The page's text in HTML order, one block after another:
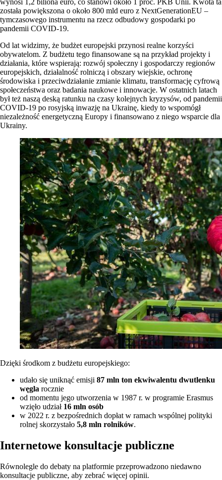
wynosi 1,2 biliona euro, co stanowi około 1 proc. PKB Unii. Kwota ta
została powiększona o około 800 mld euro z NextGenerationEU –
tymczasowego instrumentu na rzecz odbudowy gospodarki po
pandemii COVID-19.
Od lat widzimy, że budżet europejski przynosi realne korzyści
obywatelom. Z budżetu tego finansowane są na przykład projekty i
działania, które wspierają: rozwój społeczny i gospodarczy regionów
europejskich, działalność rolniczą i obszary wiejskie, ochronę
środowiska i przeciwdziałanie zmianie klimatu, transformację cyfrową
społeczeństwa oraz badania naukowe i innowacje. W ostatnich latach
był też naszą deską ratunku na czasy kolejnych kryzysów, od pandemii
COVID-19 po rosyjską inwazję na Ukrainę, kiedy to wspomógł
niezależność energetyczną Europy i finansowano z niego wsparcie dla
Ukrainy.
Dzięki środkom z budżetu europejskiego:
udało się uniknąć emisji 87 mln ton ekwiwalentu dwutlenku
węgla rocznie
od momentu jego utworzenia w 1987 r. w programie Erasmus
wzięło udział 16 mln osób
w 2022 r. z bezpośrednich dopłat w ramach wspólnej polityki
rolnej skorzystało 5,8 mln rolników.
Internetowe konsultacje publiczne
Równolegle do debaty na platformie przeprowadzono niedawno
konsultacje publiczne, aby zebrać więcej opinii.